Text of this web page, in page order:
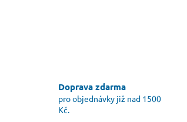
Doprava zdarma
pro objednávky již nad 1500
Kč.